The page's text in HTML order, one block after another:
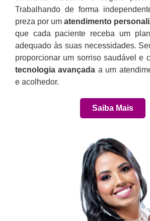
Trabalhando de forma
preza por um atendimento
que cada paciente receba um
adequado às suas necessidades.
proporcionar um sorriso saudável e
tecnologia avançada a um
e acolhedor.
Saiba Mais